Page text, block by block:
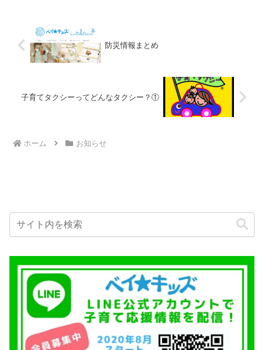
防災情報まとめ
子育てタクシーってどんなタクシー？①
ホーム お知らせ